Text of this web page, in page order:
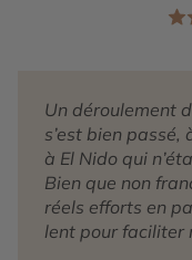
Un déroulement
s’est bien passé,
à El Nido qui
Bien que non
réels efforts en
lent pour faciliter